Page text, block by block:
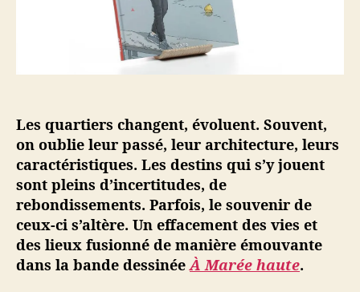
e
c
e
e
e
m
l
e
n
t
Les quartiers changent, évoluent. Souvent,
on oublie leur passé, leur architecture, leurs
caractéristiques. Les destins qui s’y jouent
sont pleins d’incertitudes, de
rebondissements. Parfois, le souvenir de
ceux-ci s’altère. Un effacement des vies et
des lieux fusionné de manière émouvante
dans la bande dessinéeÀ Marée haute.